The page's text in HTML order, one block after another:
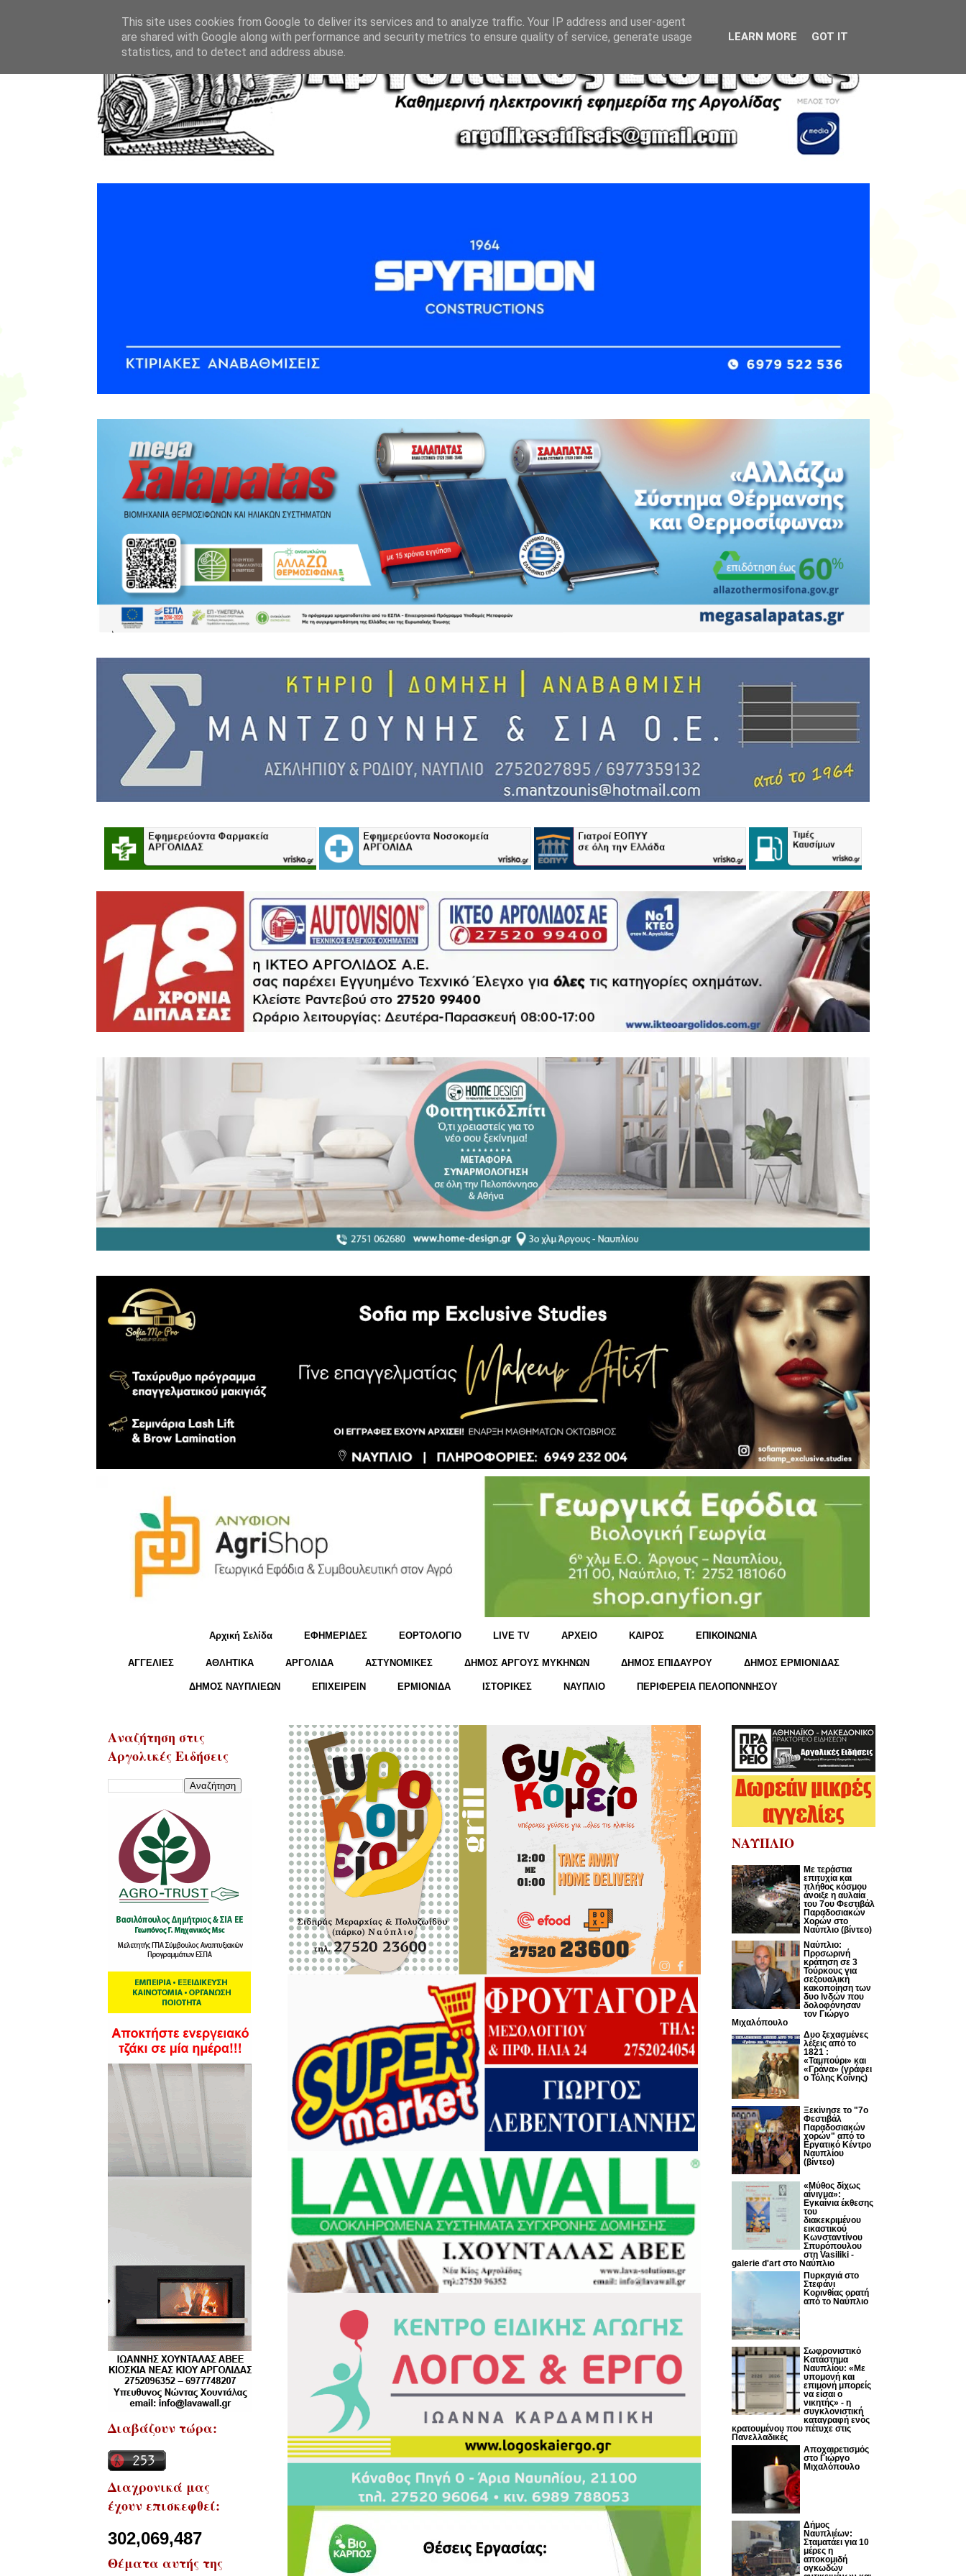
Αρχική Σελίδα ΕΦΗΜΕΡΙΔΕΣ ΕΟΡΤΟΛΟΓΙΟ LIVE TV ΑΡΧΕΙΟ KΑΙΡΟΣ ΕΠΙΚΟΙΝΩΝΙΑ
ΑΓΓΕΛΙΕΣ ΑΘΛΗΤΙΚΑ ΑΡΓΟΛΙΔΑ ΑΣΤΥΝΟΜΙΚΕΣ ΔΗΜΟΣ ΑΡΓΟΥΣ ΜΥΚΗΝΩΝ ΔΗΜΟΣ ΕΠΙΔΑΥΡΟΥ ΔΗΜΟΣ ΕΡΜΙΟΝΙΔΑΣ
ΔΗΜΟΣ ΝΑΥΠΛΙΕΩΝ ΕΠΙΧΕΙΡΕΙΝ ΕΡΜΙΟΝΙΔΑ ΙΣΤΟΡΙΚΕΣ ΝΑΥΠΛΙΟ ΠΕΡΙΦΕΡΕΙΑ ΠΕΛΟΠΟΝΝΗΣΟΥ
Αναζήτηση στις
Αργολικές Ειδήσεις
Διαβάζουν τώρα:
Διαχρονικά μας
έχουν επισκεφθεί:
302,069,487
Θέματα αυτής της
ΝΑΥΠΛΙΟ
Με τεράστια
επιτυχία και
πλήθος κόσμου
άνοιξε η αυλαία
του 7ου Φεστιβάλ
Παραδοσιακών
Χορών στο
Ναύπλιο (βίντεο)
Ναύπλιο:
Προσωρινή
κράτηση σε 3
Τούρκους για
σεξουαλική
κακοποίηση των
δυο Ινδών που
δολοφόνησαν
τον Γιώργο
Μιχαλόπουλο
Δυο ξεχασμένες
λέξεις από το
1821 :
«Ταμπούρι» και
«Γράνα» (γράφει
ο Τόλης Κοΐνης)
Ξεκίνησε το "7ο
Φεστιβάλ
Παραδοσιακών
χορών" από το
Εργατικό Κέντρο
Ναυπλίου
(βίντεο)
«Μύθος δίχως
αίνιγμα»:
Εγκαίνια έκθεσης
του
διακεκριμένου
εικαστικού
Κωνσταντίνου
Σπυρόπουλου
στη Vasiliki -
galerie d'art στο Ναύπλιο
Πυρκαγιά στο
Στεφάνι
Κορινθίας ορατή
από το Ναύπλιο
Σωφρονιστικό
Κατάστημα
Ναυπλίου: «Με
υπομονή και
επιμονή μπορείς
να είσαι ο
νικητής» - η
συγκλονιστική
καταγραφή ενός
κρατουμένου που πέτυχε στις
Πανελλαδικές
Αποχαιρετισμός
στο Γιώργο
Μιχαλόπουλο
Δήμος
Ναυπλιέων:
Σταματάει για 10
μέρες η
αποκομιδή
ογκωδών
This site uses cookies from Google to deliver its services and to analyze traffic. Your IP address and user-agent
are shared with Google along with performance and security metrics to ensure quality of service, generate usage
statistics, and to detect and address abuse.
LEARN MORE GOT IT